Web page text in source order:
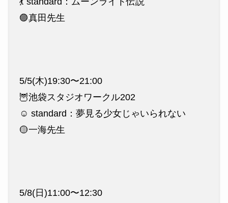
🟣真田先生
5/5(木)19:30〜21:00
🦉池袋スタジオワークル202
☺️ standard：夢見る少女じゃいられない
🟡一海先生
5/8(日)11:00〜12:30